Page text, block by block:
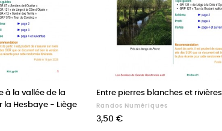
à la vallée de la
la Hesbaye - Liège
Entre pierres blanches et
Randos Numériques
Prix
3,50 €